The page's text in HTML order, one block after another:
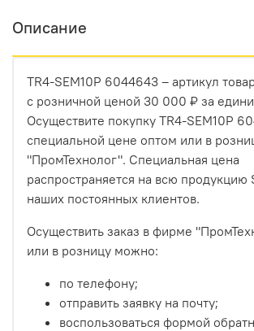
Описание
TR4-SEM10P 6044643 – артикул
с розничной ценой 30 000 ₽ за
Осуществите покупку TR4-SEM10P
специальной цене оптом или в
"ПромТехнолог". Специальная цена
распространяется на всю продукцию
наших постоянных клиентов.
Осуществить заказ в фирме
или в розницу можно:
по телефону;
отправить заявку на почту;
воспользоваться формой